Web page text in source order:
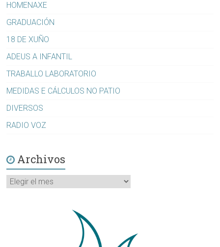
HOMENAXE
GRADUACIÓN
18 DE XUÑO
ADEUS A INFANTIL
TRABALLO LABORATORIO
MEDIDAS E CÁLCULOS NO PATIO
DIVERSOS
RADIO VOZ
Archivos
Archivos